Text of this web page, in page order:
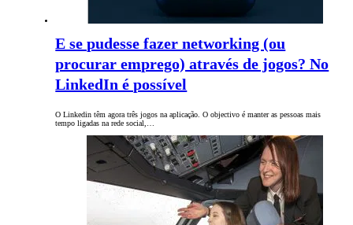
E se pudesse fazer networking (ou
procurar emprego) através de jogos? No
LinkedIn é possível
O Linkedin têm agora três jogos na aplicação. O objectivo é manter as pessoas mais
tempo ligadas na rede social,…